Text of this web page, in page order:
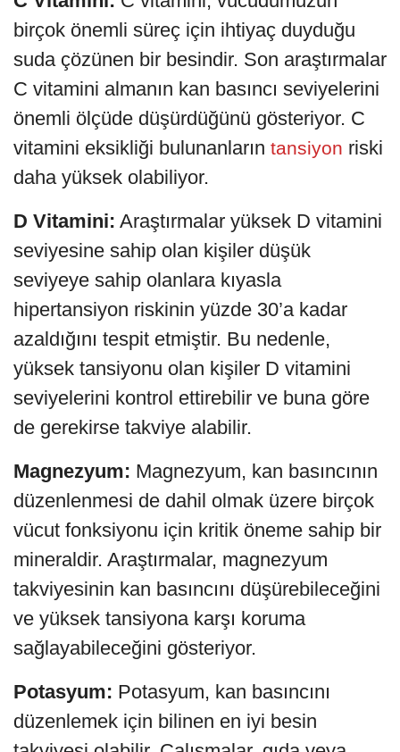
birçok önemli süreç için ihtiyaç duyduğu
suda çözünen bir besindir. Son araştırmalar
C vitamini almanın kan basıncı seviyelerini
önemli ölçüde düşürdüğünü gösteriyor. C
vitamini eksikliği bulunanların tansiyon riski
daha yüksek olabiliyor.
D Vitamini: Araştırmalar yüksek D vitamini
seviyesine sahip olan kişiler düşük
seviyeye sahip olanlara kıyasla
hipertansiyon riskinin yüzde 30’a kadar
azaldığını tespit etmiştir. Bu nedenle,
yüksek tansiyonu olan kişiler D vitamini
seviyelerini kontrol ettirebilir ve buna göre
de gerekirse takviye alabilir.
Magnezyum: Magnezyum, kan basıncının
düzenlenmesi de dahil olmak üzere birçok
vücut fonksiyonu için kritik öneme sahip bir
mineraldir. Araştırmalar, magnezyum
takviyesinin kan basıncını düşürebileceğini
ve yüksek tansiyona karşı koruma
sağlayabileceğini gösteriyor.
Potasyum: Potasyum, kan basıncını
düzenlemek için bilinen en iyi besin